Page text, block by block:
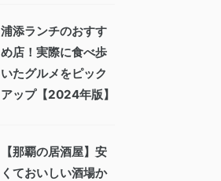
浦添ランチのおすす
め店！実際に食べ歩
いたグルメをピック
アップ【2024年版】
【那覇の居酒屋】安
くておいしい酒場か